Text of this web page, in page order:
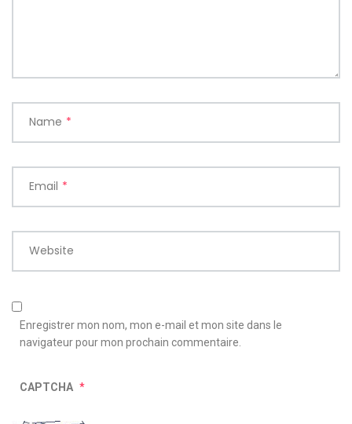
Name *
Email *
Website
Enregistrer mon nom, mon e-mail et mon site dans le
navigateur pour mon prochain commentaire.
CAPTCHA *